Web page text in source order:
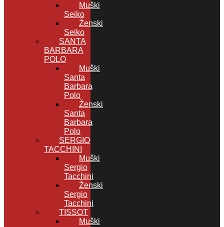
Muški
Seiko
Ženski
Seiko
SANTA
BARBARA
POLO
Muški
Santa
Barbara
Polo
Ženski
Santa
Barbara
Polo
SERGIO
TACCHINI
Muški
Sergio
Tacchini
Ženski
Sergio
Tacchini
TISSOT
Muški